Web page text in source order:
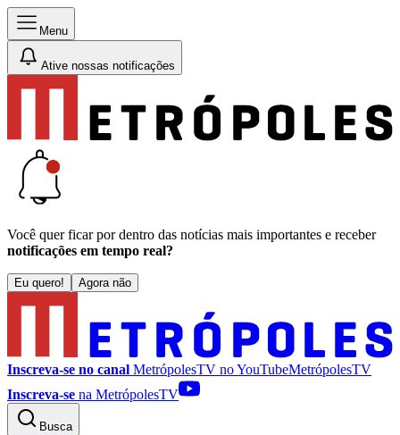
Menu
Ative nossas notificações
Você quer ficar por dentro das notícias mais importantes e receber
notificações em tempo real?
Eu quero! Agora não
Inscreva-se no canal MetrópolesTV noYouTubeMetrópolesTV
Inscreva-se na MetrópolesTV
Busca